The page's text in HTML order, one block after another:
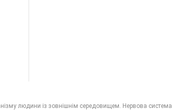
людини із зовнішнім середовищем. Нервова система